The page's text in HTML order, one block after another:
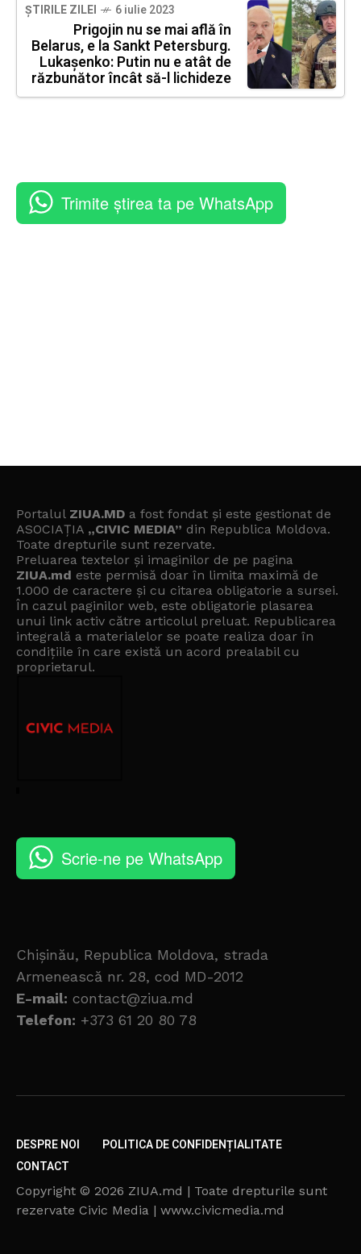
ȘTIRILE ZILEI 6 iulie 2023
Prigojin nu se mai află în
Belarus, e la Sankt Petersburg.
Lukașenko: Putin nu e atât de
răzbunător încât să-l lichideze
Trimite știrea ta pe WhatsApp
Portalul ZIUA.MD a fost fondat și este gestionat de
ASOCIAȚIA „CIVIC MEDIA” din Republica Moldova.
Toate drepturile sunt rezervate.
Preluarea textelor și imaginilor de pe pagina
ZIUA.md este permisă doar în limita maximă de
1.000 de caractere și cu citarea obligatorie a sursei.
În cazul paginilor web, este obligatorie plasarea
unui link activ către articolul preluat. Republicarea
integrală a materialelor se poate realiza doar în
condițiile în care există un acord prealabil cu
proprietarul.
Scrie-ne pe WhatsApp
Chișinău, Republica Moldova, strada
Armenească nr. 28, cod MD-2012
E-mail: contact@ziua.md
Telefon: +373 61 20 80 78
DESPRE NOI
POLITICA DE CONFIDENȚIALITATE
CONTACT
Copyright © 2026 ZIUA.md | Toate drepturile sunt
rezervate Civic Media | www.civicmedia.md